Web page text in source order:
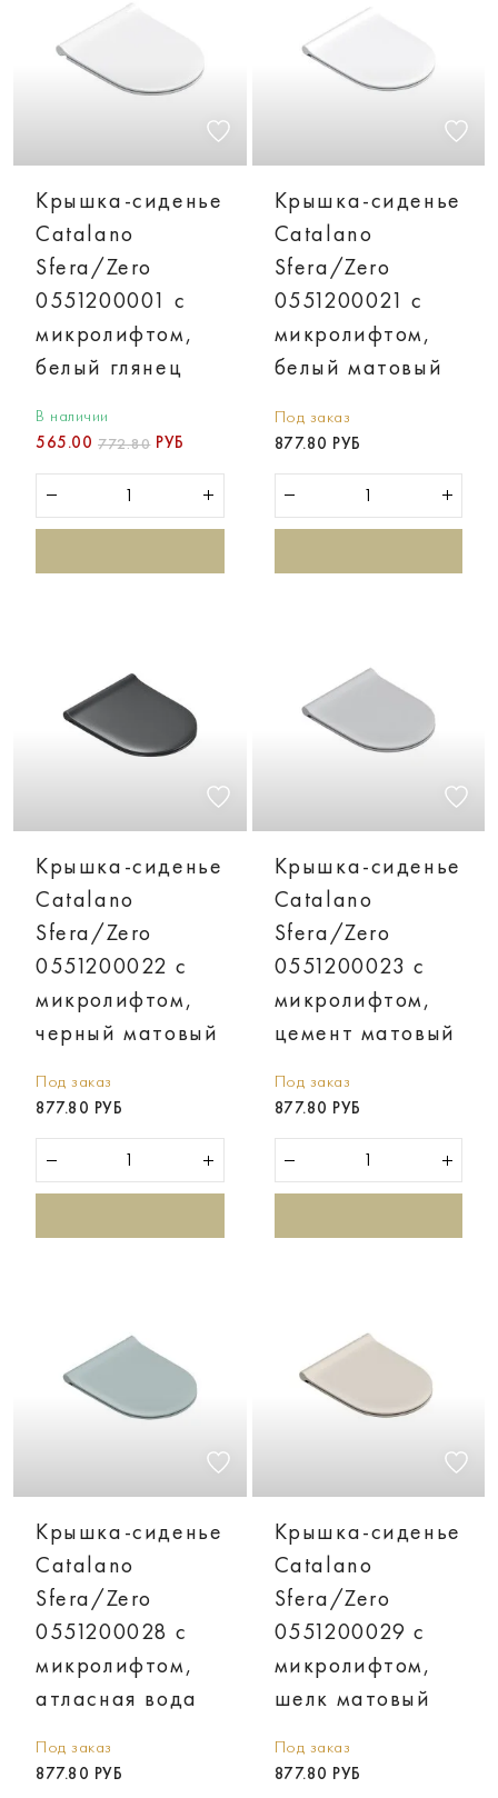
Крышка-сиденье
Catalano
Sfera/Zero
0551200001 с
микролифтом,
белый глянец
В наличии
565.00 772.80РУБ
Крышка-сиденье
Catalano
Sfera/Zero
0551200021 с
микролифтом,
белый матовый
Под заказ
877.80 РУБ
Крышка-сиденье
Catalano
Sfera/Zero
0551200022 с
микролифтом,
черный матовый
Под заказ
877.80 РУБ
Крышка-сиденье
Catalano
Sfera/Zero
0551200023 с
микролифтом,
цемент матовый
Под заказ
877.80 РУБ
Крышка-сиденье
Catalano
Sfera/Zero
0551200028 с
микролифтом,
атласная вода
Под заказ
877.80 РУБ
Крышка-сиденье
Catalano
Sfera/Zero
0551200029 с
микролифтом,
шелк матовый
Под заказ
877.80 РУБ